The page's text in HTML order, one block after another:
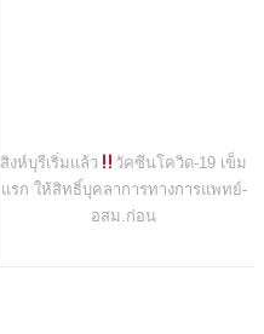
สิงห์บุรีเริ่มแล้ว
วัคซีนโควิด-19 เข็ม
แรก ให้สิทธิ์บุคลาการทางการแพทย์-
อสม.ก่อน